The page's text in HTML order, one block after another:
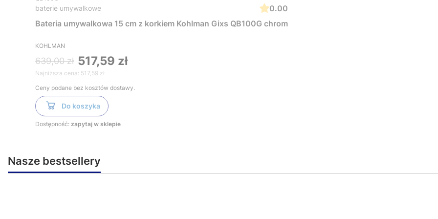
baterie umywalkowe
0.00
Bateria umywalkowa 15 cm z korkiem Kohlman Gixs QB100G chrom
KOHLMAN
639,00 zł 517,59 zł
Najniższa cena: 517,59 zł
Ceny podane bez kosztów dostawy.
Do koszyka
Dostępność: zapytaj w sklepie
Nasze bestsellery